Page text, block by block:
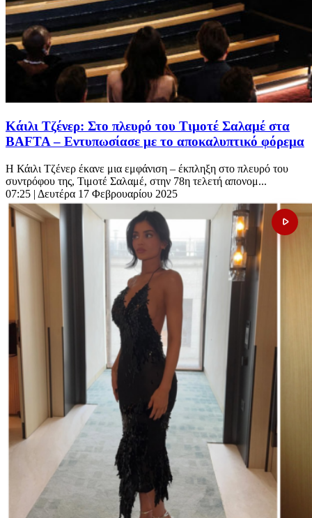
Κάιλι Τζένερ: Στο πλευρό του Τιμοτέ Σαλαμέ στα
BAFTA – Εντυπωσίασε με το αποκαλυπτικό φόρεμα
Η Κάιλι Τζένερ έκανε μια εμφάνιση – έκπληξη στο πλευρό του
συντρόφου της, Τιμοτέ Σαλαμέ, στην 78η τελετή απονομ...
07:25 | Δευτέρα 17 Φεβρουαρίου 2025